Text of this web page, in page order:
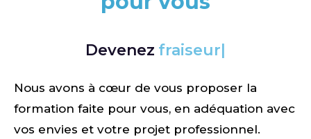
Devenez fraiseur
Nous avons à cœur de vous proposer la
formation faite pour vous, en adéquation avec
vos envies et votre projet professionnel.